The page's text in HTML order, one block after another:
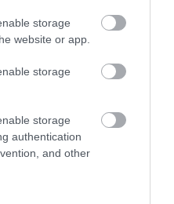
storage
website or app.
storage
storage
authentication
and other